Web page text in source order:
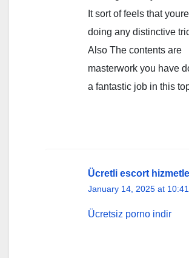
It sort of feels that youre
doing any distinctive
Also The contents are
masterwork you have
a fantastic job in this
Ücretli escort
January 14, 2025 at
Ücretsiz porno indir